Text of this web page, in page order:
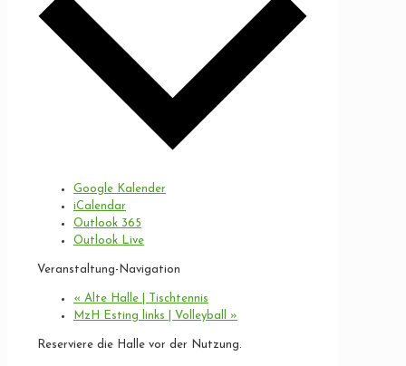
Google Kalender
iCalendar
Outlook 365
Outlook Live
Veranstaltung-Navigation
« Alte Halle | Tischtennis
MzH Esting links | Volleyball »
Reserviere die Halle vor der Nutzung.